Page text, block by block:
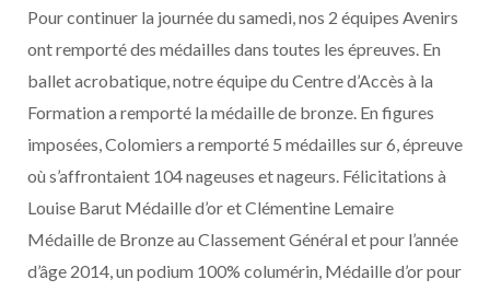
Pour continuer la journée du samedi, nos 2 équipes Avenirs
ont remporté des médailles dans toutes les épreuves. En
ballet acrobatique, notre équipe du Centre d’Accès à la
Formation a remporté la médaille de bronze. En figures
imposées, Colomiers a remporté 5 médailles sur 6, épreuve
où s’affrontaient 104 nageuses et nageurs. Félicitations à
Louise Barut Médaille d’or et Clémentine Lemaire
Médaille de Bronze au Classement Général et pour l’année
d’âge 2014, un podium 100% columérin, Médaille d’or pour